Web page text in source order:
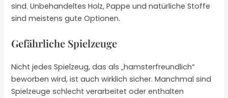
sind. Unbehandeltes Holz, Pappe und natürliche Stoffe
sind meistens gute Optionen.
Gefährliche Spielzeuge
Nicht jedes Spielzeug, das als „hamsterfreundlich“
beworben wird, ist auch wirklich sicher. Manchmal sind
Spielzeuge schlecht verarbeitet oder enthalten